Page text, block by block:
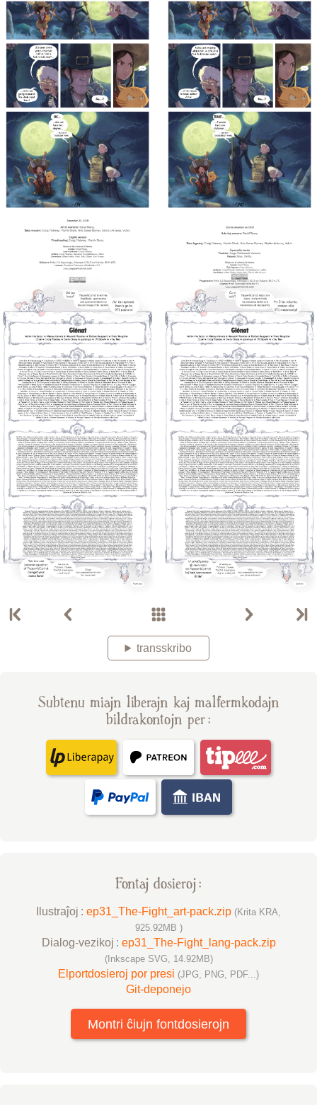
transskribo
Subtenu miajn liberajn kaj malfermkodajn
bildrakontojn per :
Fontaj dosieroj :
Ilustraĵoj : ep31_The-Fight_art-pack.zip (Krita KRA,
925.92MB )
Dialog-vezikoj : ep31_The-Fight_lang-pack.zip
(Inkscape SVG, 14.92MB)
Elportdosieroj por presi (JPG, PNG, PDF...)
Git-deponejo
Montri ĉiujn fontdosierojn